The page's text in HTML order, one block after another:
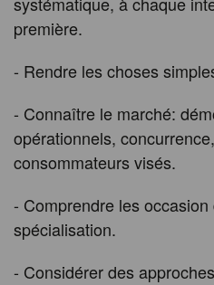
première.
- Rendre les choses
- Connaître le marché:
opérationnels,
consommateurs visés.
- Comprendre les
spécialisation.
- Considérer des